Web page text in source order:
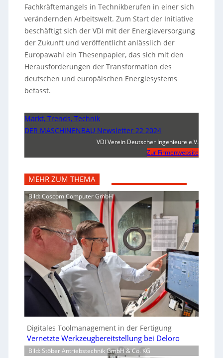
Fachkräftemangels in Technikberufen in einer sich
verändernden Arbeitswelt. Zum Start der Initiative
beschäftigt sich der VDI mit der Energieversorgung
der Zukunft und veröffentlicht anlässlich der
Europawahl ein Thesenpapier, das sich mit den
Herausforderungen der Transformation des
deutschen und europäischen Energiesystems
befasst.
Markt, Trends, Technik
DER MASCHINENBAU Newsletter 22 2024
VDI Verein Deutscher Ingenieure e.V.
Zur Firmenwebsite
MEHR ZUM THEMA
Bild: Coscom Computer GmbH
Digitales Toolmanagement in der Fertigung
Vernetzte Werkzeugbereitstellung bei Deloro
Bild: Stöber Antriebstechnik GmbH & Co. KG